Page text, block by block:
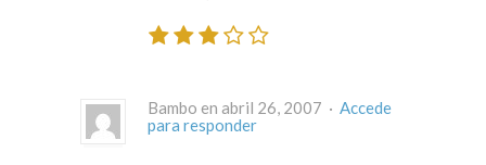
Bambo en abril 26, 2007 · Accede
para responder